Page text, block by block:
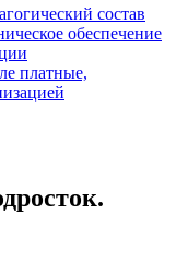
состав
обеспечение
платные,